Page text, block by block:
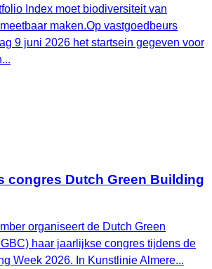
Index moet biodiversiteit van
maken.Op vastgoedbeurs
9 juni 2026 het startsein gegeven voor
congres Dutch Green Building
organiseert de Dutch Green
haar jaarlijkse congres tijdens de
Week 2026. In Kunstlinie Almere...